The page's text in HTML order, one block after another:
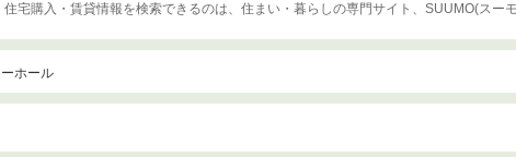
住宅購入・賃貸情報を検索できるのは、住まい・暮らしの専門サイト、SUUMO(スー
ホール